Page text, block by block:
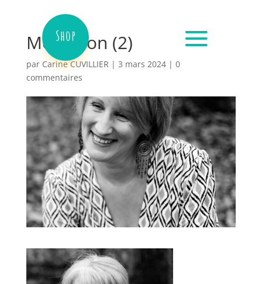
Shop
Medaillon (2)
par Carine CUVILLIER | 3 mars 2024| 0
commentaires